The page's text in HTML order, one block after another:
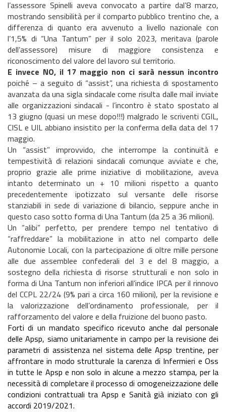
l’assessore Spinelli aveva convocato a partire dal’8 marzo,
mostrando sensibilità per il comparto pubblico trentino che, a
differenza di quanto era avvenuto a livello nazionale con
l’1,5% di “Una Tantum” per il solo 2023, meritava (parole
dell’assessore) misure di maggiore consistenza e
riconoscimento del valore del lavoro sul territorio.
E invece NO, il 17 maggio non ci sarà nessun incontro
poiché – a seguito di “assist”, una richiesta di spostamento
avanzata da una sigla sindacale come risulta dalle mail inviate
alle organizzazioni sindacali - l’incontro è stato spostato al
13 giugno (quasi un mese dopo!!!) malgrado le scriventi CGIL,
CISL e UIL abbiano insistito per la conferma della data del 17
maggio.
Un “assist” improvvido, che interrompe la continuità e
tempestività di relazioni sindacali comunque avviate e che,
proprio grazie alle prime iniziative di mobilitazione, aveva
intanto determinato un + 10 milioni rispetto a quanto
precedentemente ipotizzato sul versante delle risorse
stanziabili in sede di variazione di bilancio, seppure anche in
questo caso sotto forma di Una Tantum (da 25 a 36 milioni).
Un “alibi” perfetto, per prendere tempo nel tentativo di
“raffreddare” la mobilitazione in atto nel comparto delle
Autonomie Locali, con la partecipazione di oltre mille persone
alle due assemblee confederali del 3 e del 8 maggio, a
sostegno della richiesta di risorse strutturali e non solo in
forma di Una Tantum non inferiori all’indice IPCA per il rinnovo
del CCPL 22/24 (9% pari a circa 160 milioni), per la revisione e
la valorizzazione dell’ordinamento professionale, per il
rafforzamento del valore e della fruizione del buono pasto.
Forti di un mandato specifico ricevuto anche dal personale
delle Apsp, siamo unitariamente in campo per la revisione dei
parametri di assistenza nel sistema delle Apsp trentine, per
affrontare in modo strutturale la carenza di Infermieri e Oss
in tutte le Apsp e non solo in alcune a mezzo stampa, per la
necessità di completare il processo di omogeneizzazione delle
condizioni contrattuali tra Apsp e Sanità già iniziato con gli
accordi 2019/2021.